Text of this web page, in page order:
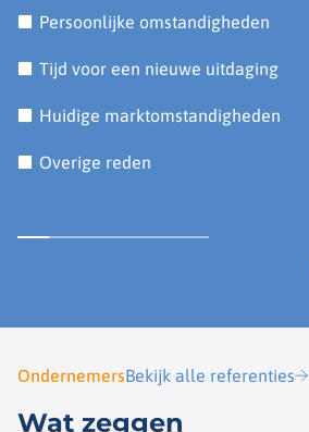
Persoonlijke omstandigheden
Tijd voor een nieuwe uitdaging
Huidige marktomstandigheden
Overige reden
OndernemersBekijk alle referenties
Wat zeggen